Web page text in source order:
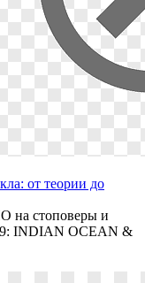
от теории до
на стоповеры и
INDIAN OCEAN &